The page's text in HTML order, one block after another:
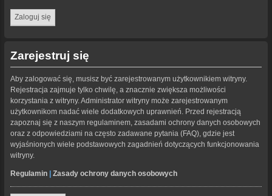
Zarejestruj się
Aby zalogować się, musisz być zarejestrowanym użytkownikiem witryny.
Rejestracja zajmuje tylko chwilę, a znacznie zwiększa możliwości
korzystania z witryny. Administrator witryny może zarejestrowanym
użytkownikom nadać wiele dodatkowych uprawnień. Przed rejestracją
zapoznaj się z naszym regulaminem, zasadami ochrony danych osobowych
oraz z odpowiedziami na często zadawane pytania (FAQ), gdzie jest
wyjaśnionych wiele podstawowych zagadnień dotyczących funkcjonowania
witryny.
Regulamin Zasady ochrony danych osobowych